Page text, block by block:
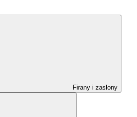
Firany i zasłony